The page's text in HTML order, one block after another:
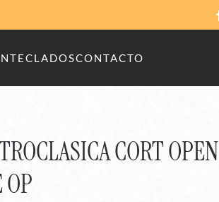
TECLADOSCONTACTO
CORT OPEN
OP